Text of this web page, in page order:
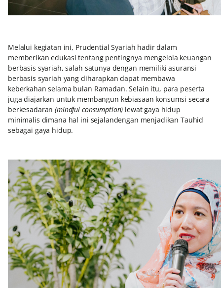
Melalui kegiatan ini, Prudential Syariah hadir dalam
memberikan edukasi tentang pentingnya mengelola keuangan
berbasis syariah, salah satunya dengan memiliki asuransi
berbasis syariah yang diharapkan dapat membawa
keberkahan selama bulan Ramadan. Selain itu, para peserta
juga diajarkan untuk membangun kebiasaan konsumsi secara
berkesadaran (mindful consumption) lewat gaya hidup
minimalis dimana hal ini sejalandengan menjadikan Tauhid
sebagai gaya hidup.